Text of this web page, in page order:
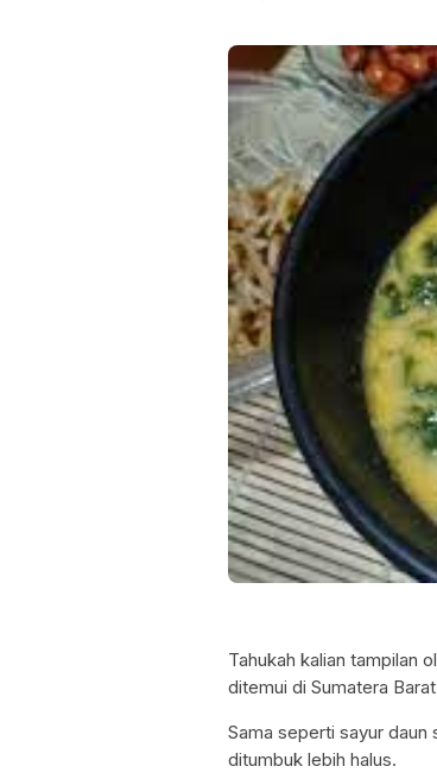
Tahukah kalian tampilan
ditemui di Sumatera
Sama seperti sayur daun
ditumbuk lebih halus.